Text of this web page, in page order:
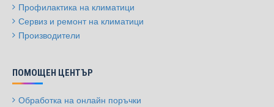
Профилактика на климатици
Сервиз и ремонт на климатици
Производители
ПОМОЩЕН ЦЕНТЪР
Обработка на онлайн поръчки